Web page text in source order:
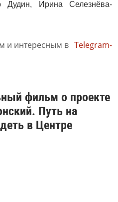
Дудин, Ирина Селезнёва-
и интересным в Telegram-
фильм о проекте
Путь на
в Центре